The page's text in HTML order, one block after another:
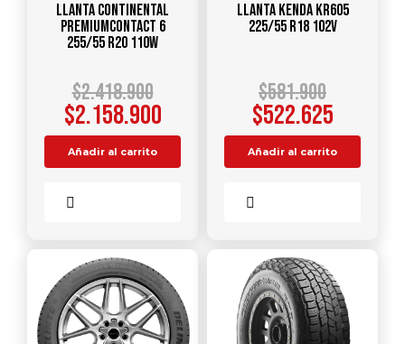
Llanta CONTINENTAL
PREMIUMCONTACT 6
255/55 R20 110W
$2.418.900
$2.158.900
Añadir al carrito
Llanta KENDA KR605
225/55 R18 102V
$581.900
$522.625
Añadir al carrito